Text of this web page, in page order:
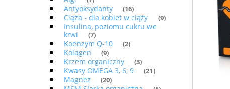
Antyoksydanty (16)
Ciąża - dla kobiet w ciąży (9)
Insulina, poziomu cukru we
krwi
(7)
Koenzym Q-10 (2)
Kolagen (9)
Krzem organiczny (3)
Kwasy OMEGA 3, 6, 9 (21)
Magnez (20)